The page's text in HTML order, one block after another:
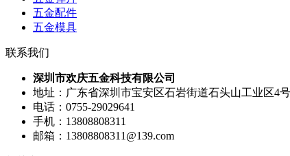
五金配件
五金模具
联系我们
深圳市欢庆五金科技有限公司
地址：广东省深圳市宝安区石岩街道石头山工业区4
电话：0755-29029641
手机：13808808311
邮箱：13808808311@139.com